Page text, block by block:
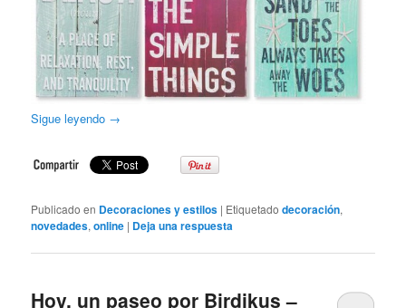
Sigue leyendo →
Publicado en Decoraciones y estilos | Etiquetado decoración,
novedades,online | Deja una respuesta
Hoy, un paseo por Birdikus –